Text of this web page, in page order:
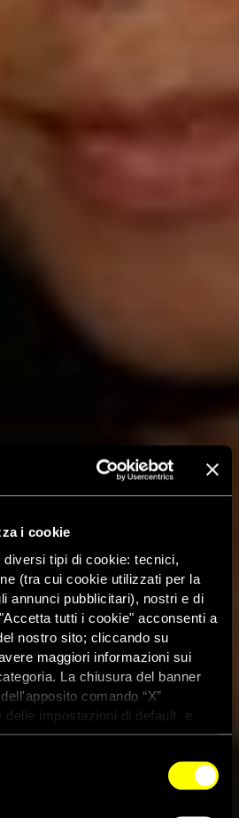
i cookie
tipi di cookie: tecnici,
(tra cui cookie utilizzati per la
annunci pubblicitari), nostri e di
tutti i cookie" acconsenti a
nostro sito; cliccando su
maggiori informazioni sui
La chiusura del banner
comando “X”
delle impostazioni di default, e
della navigazione con i cookie
cliccaAmnesty